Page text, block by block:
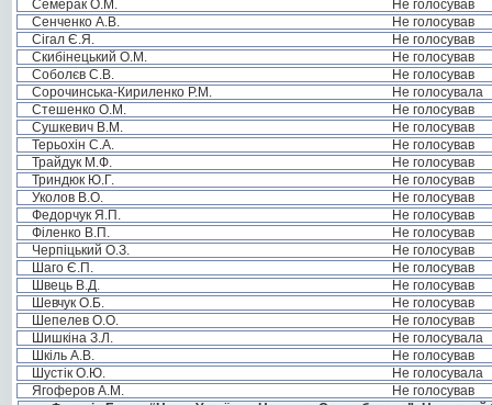
Семерак О.М.
Не голосував
Сенченко А.В.
Не голосував
Сігал Є.Я.
Не голосував
Скибінецький О.М.
Не голосував
Соболєв С.В.
Не голосував
Сорочинська-Кириленко Р.М.
Не голосувала
Стешенко О.М.
Не голосував
Сушкевич В.М.
Не голосував
Терьохін С.А.
Не голосував
Трайдук М.Ф.
Не голосував
Триндюк Ю.Г.
Не голосував
Уколов В.О.
Не голосував
Федорчук Я.П.
Не голосував
Філенко В.П.
Не голосував
Черпіцький О.З.
Не голосував
Шаго Є.П.
Не голосував
Швець В.Д.
Не голосував
Шевчук О.Б.
Не голосував
Шепелев О.О.
Не голосував
Шишкіна З.Л.
Не голосувала
Шкіль А.В.
Не голосував
Шустік О.Ю.
Не голосувала
Ягоферов А.М.
Не голосував